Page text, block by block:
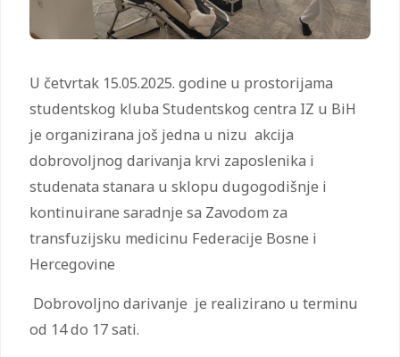
U četvrtak 15.05.2025. godine u prostorijama
studentskog kluba Studentskog centra IZ u BiH
je organizirana još jedna u nizu akcija
dobrovoljnog darivanja krvi zaposlenika i
studenata stanara u sklopu dugogodišnje i
kontinuirane saradnje sa Zavodom za
transfuzijsku medicinu Federacije Bosne i
Hercegovine
Dobrovoljno darivanje je realizirano u terminu
od 14 do 17 sati.